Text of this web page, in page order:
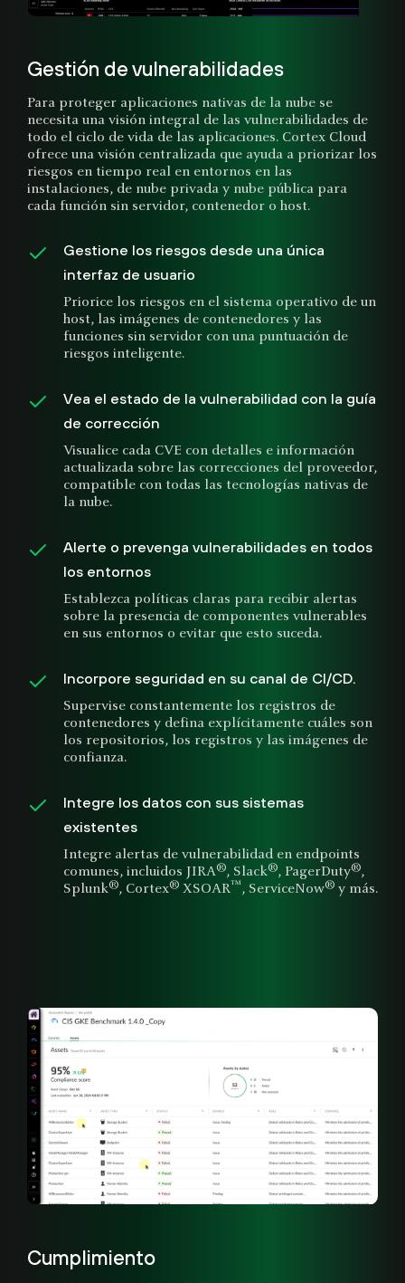
Gestión de vulnerabilidades
Para proteger aplicaciones nativas de la nube se
necesita una visión integral de las vulnerabilidades de
todo el ciclo de vida de las aplicaciones. Cortex Cloud
ofrece una visión centralizada que ayuda a priorizar los
riesgos en tiempo real en entornos en las
instalaciones, de nube privada y nube pública para
cada función sin servidor, contenedor o host.
Gestione los riesgos desde una única
interfaz de usuario
Priorice los riesgos en el sistema operativo de un
host, las imágenes de contenedores y las
funciones sin servidor con una puntuación de
riesgos inteligente.
Vea el estado de la vulnerabilidad con la guía
de corrección
Visualice cada CVE con detalles e información
actualizada sobre las correcciones del proveedor,
compatible con todas las tecnologías nativas de
la nube.
Alerte o prevenga vulnerabilidades en todos
los entornos
Establezca políticas claras para recibir alertas
sobre la presencia de componentes vulnerables
en sus entornos o evitar que esto suceda.
Incorpore seguridad en su canal de CI/CD.
Supervise constantemente los registros de
contenedores y defina explícitamente cuáles son
los repositorios, los registros y las imágenes de
confianza.
Integre los datos con sus sistemas
existentes
Integre alertas de vulnerabilidad en endpoints
comunes, incluidos JIRA®, Slack®, PagerDuty®,
Splunk®, Cortex® XSOAR™, ServiceNow® y más.
Cumplimiento